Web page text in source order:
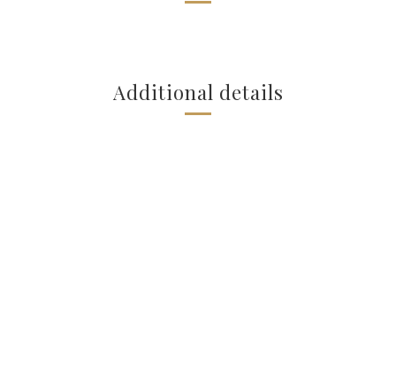
Additional details